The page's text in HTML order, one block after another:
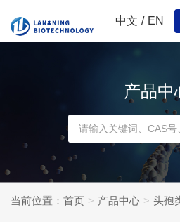
中文 / EN
产品中
当前位置： 首页 产品中心 头孢